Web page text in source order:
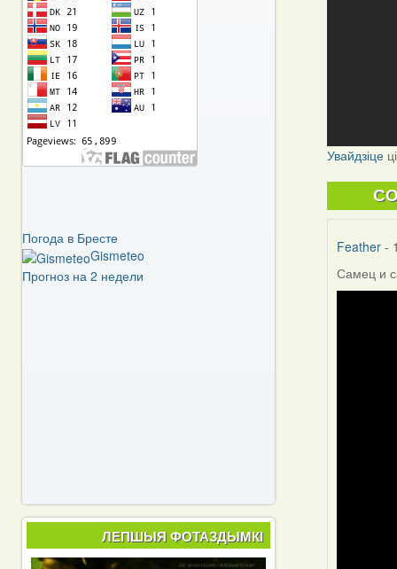
Увайдзіце
Feather -
Самец и
Погода в Бресте
Gismeteo
Прогноз на 2 недели
ЛЕПШЫЯ ФОТАЗДЫМКІ